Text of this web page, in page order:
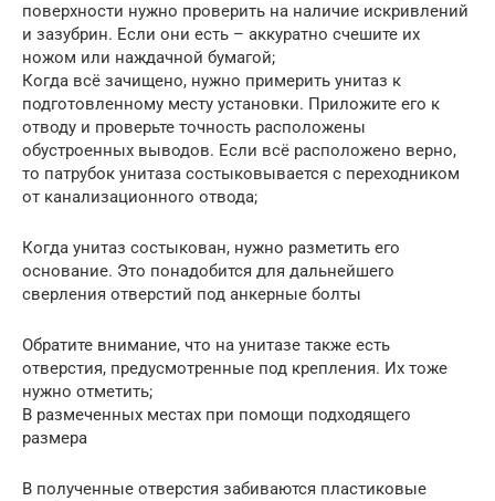
поверхности нужно проверить на наличие искривлений
и зазубрин. Если они есть – аккуратно счешите их
ножом или наждачной бумагой;
Когда всё зачищено, нужно примерить унитаз к
подготовленному месту установки. Приложите его к
отводу и проверьте точность расположены
обустроенных выводов. Если всё расположено верно,
то патрубок унитаза состыковывается с переходником
от канализационного отвода;
Когда унитаз состыкован, нужно разметить его
основание. Это понадобится для дальнейшего
сверления отверстий под анкерные болты
Обратите внимание, что на унитазе также есть
отверстия, предусмотренные под крепления. Их тоже
нужно отметить;
В размеченных местах при помощи подходящего
размера
В полученные отверстия забиваются пластиковые